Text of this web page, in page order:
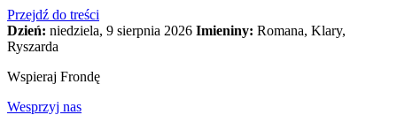
Przejdź do treści
Dzień: niedziela, 9 sierpnia 2026 Imieniny: Romana, Klary,
Ryszarda
Wspieraj Frondę
Wesprzyj nas